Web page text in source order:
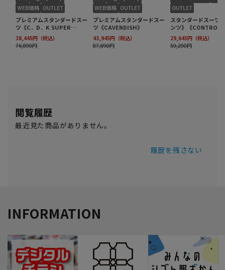
閲覧履歴
最近見た商品がありません。
履歴を残さない
INFORMATION